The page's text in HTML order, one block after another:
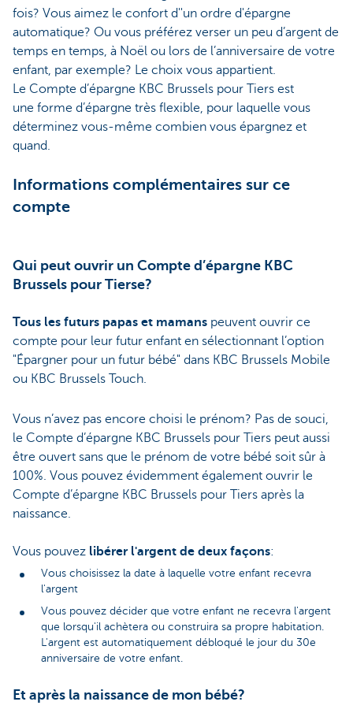
fois? Vous aimez le confort d''un ordre d'épargne
automatique? Ou vous préférez verser un peu d’argent de
temps en temps, à Noël ou lors de l’anniversaire de votre
enfant, par exemple? Le choix vous appartient.
Le Compte d’épargne KBC Brussels pour Tiers est
une forme d’épargne très flexible, pour laquelle vous
déterminez vous-même combien vous épargnez et
quand.
Informations complémentaires sur ce
compte
Qui peut ouvrir un Compte d’épargne KBC
Brussels pour Tierse?
Tous les futurs papas et mamans peuvent ouvrir ce
compte pour leur futur enfant en sélectionnant l’option
"Épargner pour un futur bébé" dans KBC Brussels Mobile
ou KBC Brussels Touch.
Vous n’avez pas encore choisi le prénom? Pas de souci,
le Compte d’épargne KBC Brussels pour Tiers peut aussi
être ouvert sans que le prénom de votre bébé soit sûr à
100%. Vous pouvez évidemment également ouvrir le
Compte d’épargne KBC Brussels pour Tiers après la
naissance.
Vous pouvez libérer l'argent de deux façons:
Vous choisissez la date à laquelle votre enfant recevra
l'argent
Vous pouvez décider que votre enfant ne recevra l'argent
que lorsqu'il achètera ou construira sa propre habitation.
L'argent est automatiquement débloqué le jour du 30e
anniversaire de votre enfant.
Et après la naissance de mon bébé?